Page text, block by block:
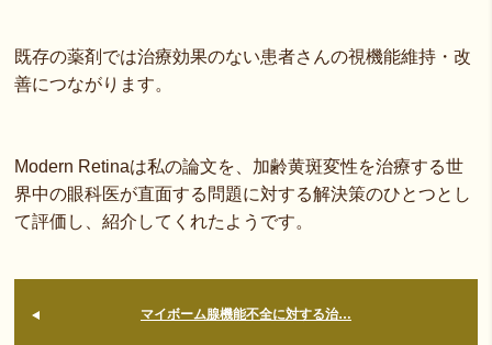
既存の薬剤では治療効果のない患者さんの視機能維持・改
善につながります。
Modern Retinaは私の論文を、加齢黄斑変性を治療する世
界中の眼科医が直面する問題に対する解決策のひとつとし
て評価し、紹介してくれたようです。
マイボーム腺機能不全に対する治…